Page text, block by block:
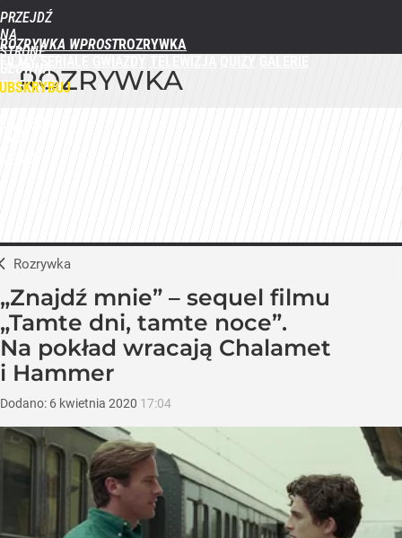
PRZEJDŹ
NA
STRONĘ
GŁÓWNĄ
WPROST.PL
ROZRYWKA WPROST
ROZRYWKA
Rozrywka
„Znajdź mnie” – sequel filmu
„Tamte dni, tamte noce”.
Na pokład wracają Chalamet
i Hammer
Dodano: 6 kwietnia 2020 17:04